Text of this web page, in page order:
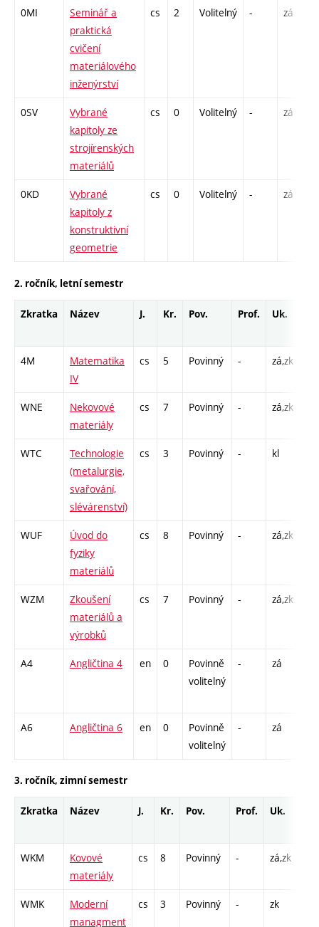
0MI
Seminář a
praktická
cvičení
materiálového
inženýrství
cs 2 Volitelný - zá
0SV
Vybrané
kapitoly ze
strojírenských
materiálů
cs 0 Volitelný - zá
0KD
Vybrané
kapitoly z
konstruktivní
geometrie
cs 0 Volitelný - zá
2. ročník, letní semestr
Zkratka Název J. Kr. Pov. Prof. Uk.
4M
Matematika
IV
cs 5 Povinný - zá,zk
WNE
Nekovové
materiály
cs 7 Povinný - zá,zk
WTC
Technologie
(metalurgie,
svařování,
slévárenství)
cs 3 Povinný - kl
WUF
Úvod do
fyziky
materiálů
cs 8 Povinný - zá,zk
WZM
Zkoušení
materiálů a
výrobků
cs 7 Povinný - zá,zk
A4 Angličtina 4 en 0
Povinně
volitelný
- zá
A6 Angličtina 6 en 0
Povinně
volitelný
- zá
3. ročník, zimní semestr
Zkratka Název J. Kr. Pov. Prof. Uk.
WKM
Kovové
materiály
cs 8 Povinný - zá,zk
WMK
Moderní
managment
cs 3 Povinný - zk